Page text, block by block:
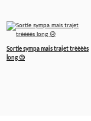
Sortie sympa mais trajet trèèèès
long 😥